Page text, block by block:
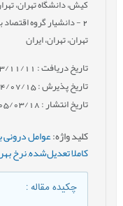
کیش، دانشگاه تهران،
2- دانشیار گروه اقتصاد
تهران، تهران، ایران
تاریخ دریافت : 1403/11/11
تاریخ پذیرش : 1404/07/15
تاریخ انتشار : 1405/03/18
کلید واژه:عوامل درونی
کاملا تعدیل‌شده,نرخ
چکیده مقاله: